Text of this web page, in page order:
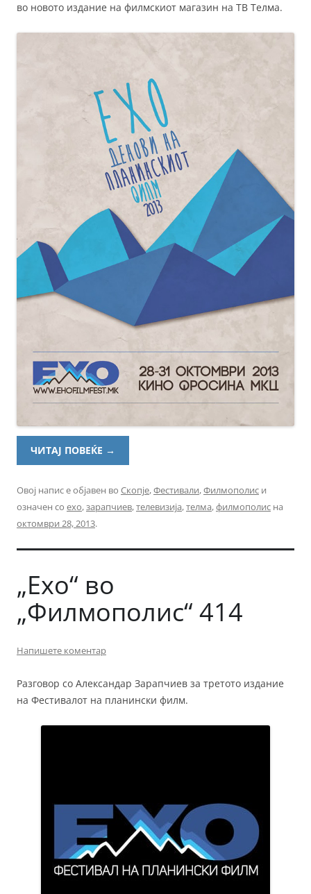
во новото издание на филмскиот магазин на ТВ Телма.
ЧИТАЈ ПОВЕЌЕ →
Овој напис е објавен во Скопје,Фестивали,Филмополис и
означен со ехо,зарапчиев,телевизија,телма,филмополис на
октомври 28, 2013.
„Ехо“ во
„Филмополис“ 414
Напишете коментар
Разговор со Александар Зарапчиев за третото издание
на Фестивалот на планински филм.